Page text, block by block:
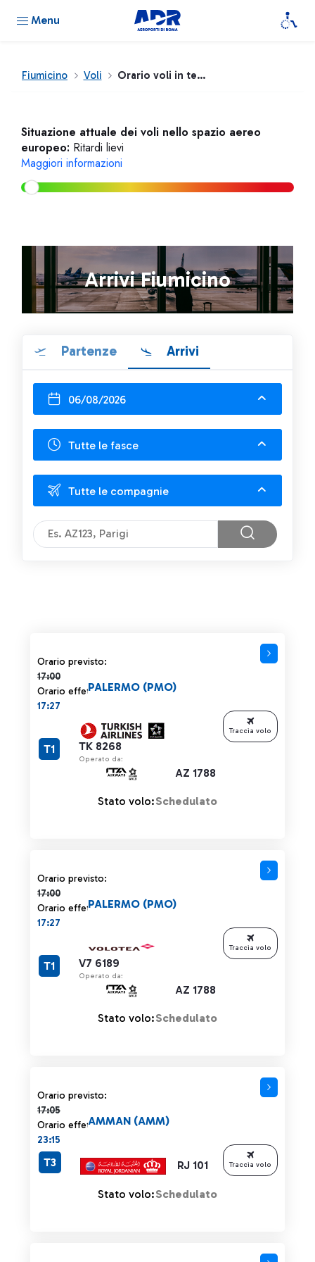
Menu
Fiumicino Voli Orario voli in tempo reale
Situazione attuale dei voli nello spazio aereo
europeo: Ritardi lievi
Maggiori informazioni
Arrivi Fiumicino
Partenze Arrivi
06/08/2026
Tutte le fasce
Tutte le compagnie
Orario previsto:
17:00
Orario previsto 17:00 barrato
Orario effettivo:
17:27
TK 8268
Operato da:
AZ 1788
PALERMO (PMO)
T1
Stato volo:Schedulato
Traccia volo
Orario previsto:
17:00
Orario previsto 17:00 barrato
Orario effettivo:
17:27
V7 6189
Operato da:
AZ 1788
PALERMO (PMO)
T1
Stato volo:Schedulato
Traccia volo
Orario previsto:
17:05
Orario previsto 17:05 barrato
Orario effettivo:
23:15
RJ 101
AMMAN (AMM)
T3
Stato volo:Schedulato
Traccia volo